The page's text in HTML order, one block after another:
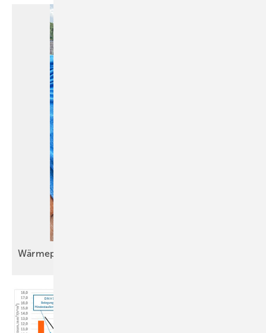
Wärmepumpeneinbau im Bestand wird